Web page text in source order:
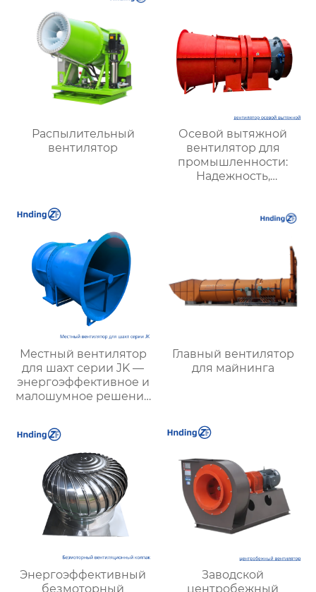
Распылительный
вентилятор
Осевой вытяжной
вентилятор для
промышленности:
Надежность,
Производительность
Местный вентилятор
для шахт серии JK —
энергоэффективное и
малошумное решение
вентиляции
Главный вентилятор
для майнинга
Энергоэффективный
безмоторный
Заводской
центробежный